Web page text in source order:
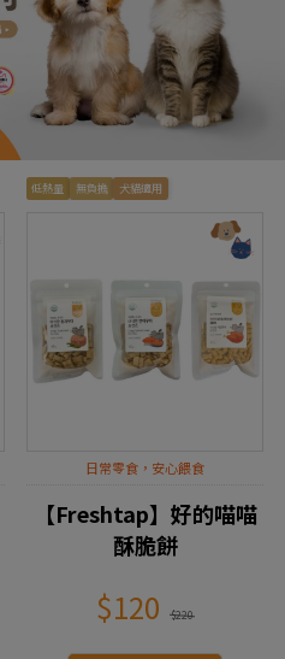
低熱量 無負擔 犬貓適用
日常零食，安心餵食
【Freshtap】好的喵喵
酥脆餅
$120 $220